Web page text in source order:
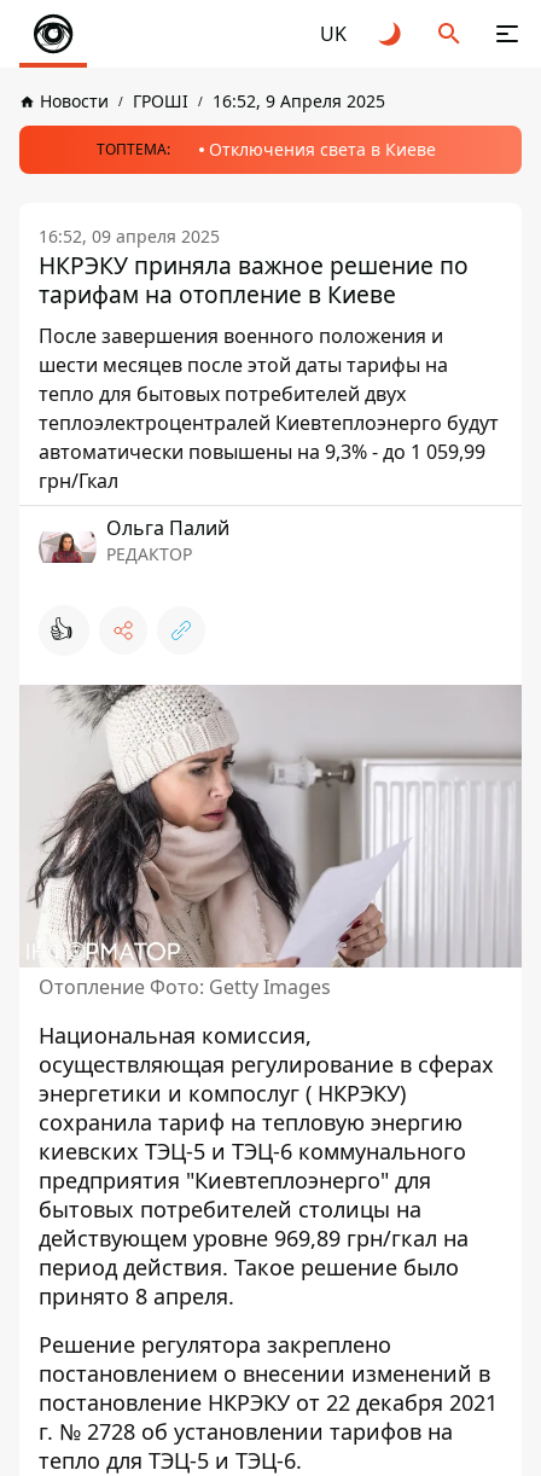
UK
Новости ГРОШІ 16:52, 9 Апреля 2025
ТОПТЕМА: Отключения света в Киеве
16:52, 09 апреля 2025
НКРЭКУ приняла важное решение по
тарифам на отопление в Киеве
После завершения военного положения и
шести месяцев после этой даты тарифы на
тепло для бытовых потребителей двух
теплоэлектроцентралей Киевтеплоэнерго будут
автоматически повышены на 9,3% - до 1 059,99
грн/Гкал
Ольга Палий
РЕДАКТОР
👍
Отопление Фото: Getty Images
Национальная комиссия,
осуществляющая регулирование в сферах
энергетики и компослуг ( НКРЭКУ)
сохранила тариф на тепловую энергию
киевских ТЭЦ-5 и ТЭЦ-6 коммунального
предприятия "Киевтеплоэнерго" для
бытовых потребителей столицы на
действующем уровне 969,89 грн/гкал на
период действия. Такое решение было
принято 8 апреля.
Решение регулятора закреплено
постановлением о внесении изменений в
постановление НКРЭКУ от 22 декабря 2021
г. № 2728 об установлении тарифов на
тепло для ТЭЦ-5 и ТЭЦ-6.